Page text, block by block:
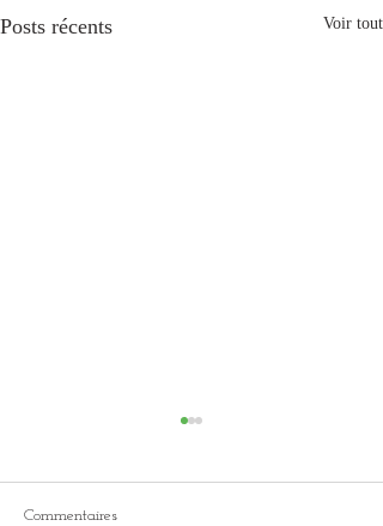
Posts récents Voir tout
Commentaires